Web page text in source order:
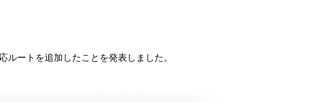
ートを追加したことを発表しました。